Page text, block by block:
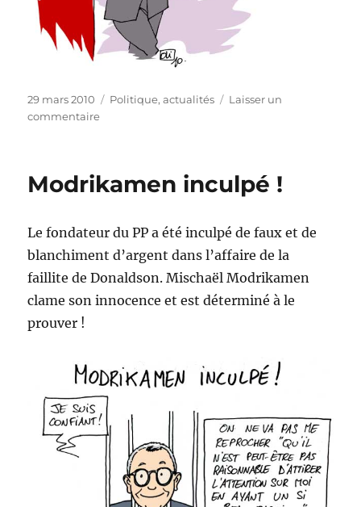
Publié
le
29 mars 2010 Catégories
Politique, actualités
Laisser un
commentairesur
Le
tête
!
Modrikamen inculpé !
Le fondateur du PP a été inculpé de faux et de
blanchiment d’argent dans l’affaire de la
faillite de Donaldson. Mischaël Modrikamen
clame son innocence et est déterminé à le
prouver !